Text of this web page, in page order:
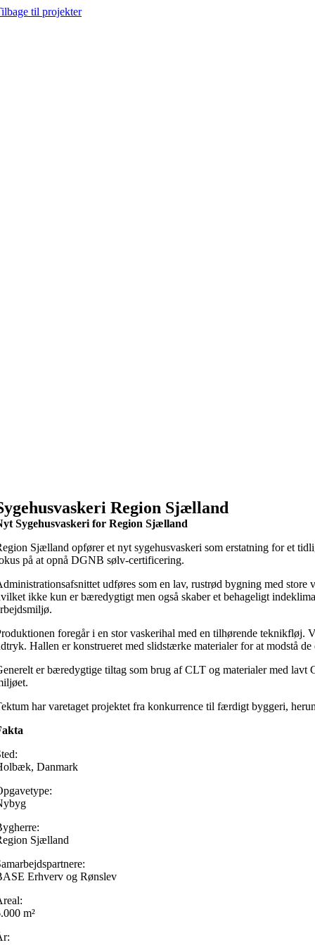
Skip til projekter
Region Sjælland
Sygehusvaskeri for Region Sjælland
Sjælland opfører et nyt sygehusvaskeri som erstatning for et
på at opnå DGNB sølv-certificering.
udføres som en lav, rustrød bygning med
ikke kun er bæredygtigt men også skaber et behageligt
foregår i en stor vaskerihal med en tilhørende teknikfløj.
Hallen er konstrueret med slidstærke materialer for at modstå
er bæredygtige tiltag som brug af CLT og materialer med
har varetaget projektet fra konkurrence til færdigt byggeri,
Danmark
Sjælland
Erhverv og Rønslev
m²